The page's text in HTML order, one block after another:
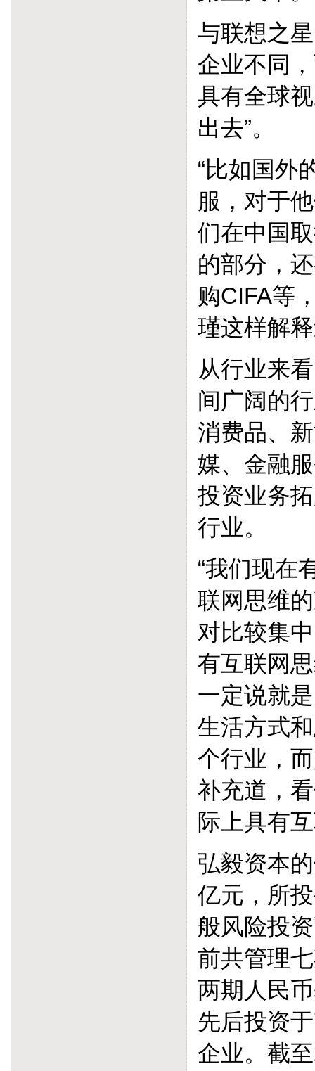
与联想之
企业不同
具有全球
出去”。
“比如国外
服，对于
们在中国
的部分，
购CIFA等
瑾这样解
从行业来
间广阔的
消费品、
媒、金融
投资业务
行业。
“我们现在
联网思维
对比较集
有互联网
一定说就
生活方式
个行业，
补充道，
际上具有
弘毅资本
亿元，所
般风险投
前共管理
两期人民
先后投资
企业。截